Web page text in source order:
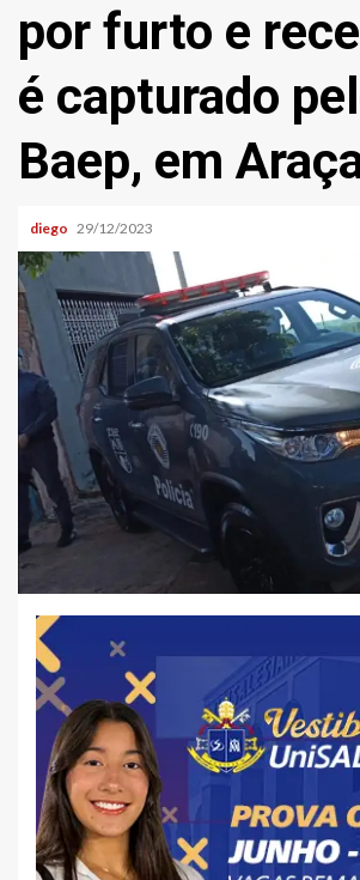
por furto e
é capturado
Baep, em
diego 29/12/2023